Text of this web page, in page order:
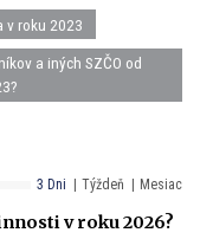
v roku 2023
a iných SZČO od
3 Dni Týždeň Mesiac
v roku 2026?